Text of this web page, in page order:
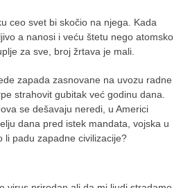
ceo svet bi skočio na njega. Kada
a nanosi i veću štetu nego atomsko
za sve, broj žrtava je mali.
zapada zasnovane na uvozu radne
strahovit gubitak već godinu dana.
se dešavaju neredi, u Americi
dana pred istek mandata, vojska u
padu zapadne civilizacije?